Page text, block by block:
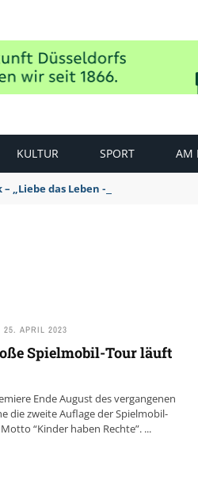
KULTUR SPORT AM
„Liebe das Leben – pempelfort
25. APRIL 2023
Spielmobil-Tour läuft
Ende August des vergangenen
die zweite Auflage der Spielmobil-
“Kinder haben Rechte”. ...